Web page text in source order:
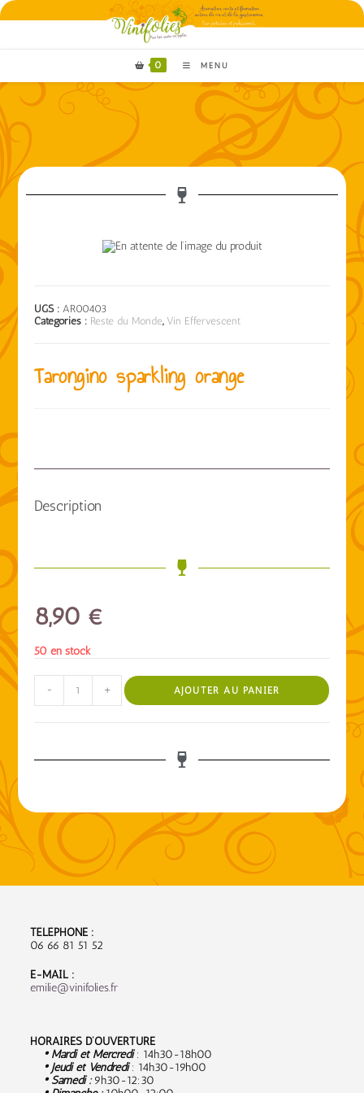
0 MENU
UGS :AR00403
Catégories : Reste du Monde, Vin Effervescent
Tarongino sparkling orange
Description
8,90 €
50 en stock
- + AJOUTER AU PANIER
TÉLÉPHONE :
06 66 81 51 52
E-MAIL :
emilie@vinifolies.fr
HORAIRES D’OUVERTURE
• Mardi et Mercredi: 14h30-18h00
• Jeudi et Vendredi: 14h30-19h00
• Samedi :9h30-12:30